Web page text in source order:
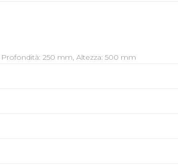
250 mm, Altezza: 500 mm